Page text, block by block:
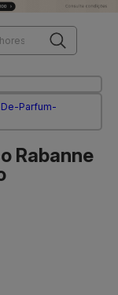
Rabanne